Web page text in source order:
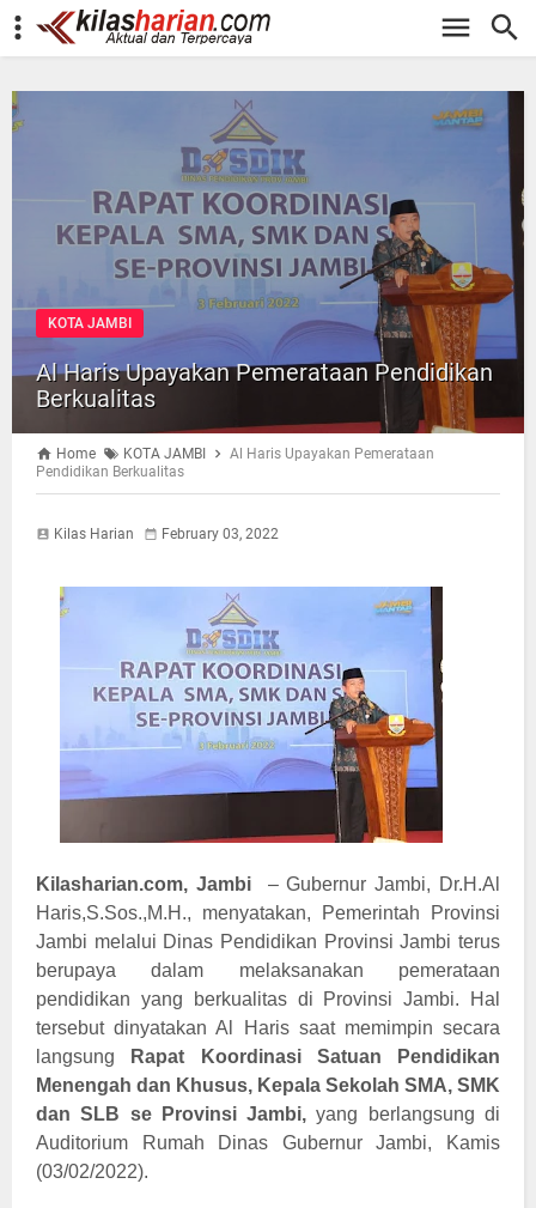
-->
KOTA JAMBI
Al Haris Upayakan Pemerataan Pendidikan
Berkualitas
Home KOTA JAMBI
Al Haris Upayakan Pemerataan
Pendidikan Berkualitas
Kilas Harian February 03, 2022
Kilasharian.com, Jambi – Gubernur Jambi, Dr.H.Al
Haris,S.Sos.,M.H., menyatakan, Pemerintah Provinsi
Jambi melalui Dinas Pendidikan Provinsi Jambi terus
berupaya dalam melaksanakan pemerataan
pendidikan yang berkualitas di Provinsi Jambi. Hal
tersebut dinyatakan Al Haris saat memimpin secara
langsung
Rapat Koordinasi Satuan Pendidikan
Menengah dan Khusus, Kepala Sekolah SMA, SMK
dan SLB se Provinsi Jambi,yang berlangsung di
Auditorium Rumah Dinas Gubernur Jambi,
Kamis
(03/02/2022).